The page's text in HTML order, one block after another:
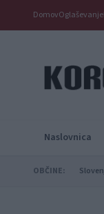
DomovOglaševanje
Naslovnica
OBČINE: